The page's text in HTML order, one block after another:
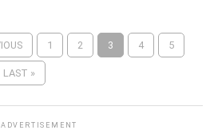
1 2 3 4 5
LAST »
ADVERTISEMENT